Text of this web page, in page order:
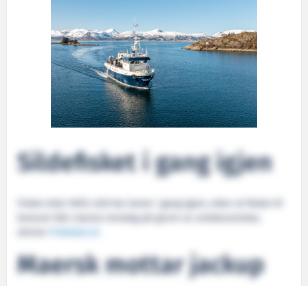
Sildefisket i gang igjen
Fisket etter NVG-sild har kome i gang igjen, etter at fisket til
konsum blei stansa torsdag på grunn av avtaksvanskar,
Maersk mottar jackup